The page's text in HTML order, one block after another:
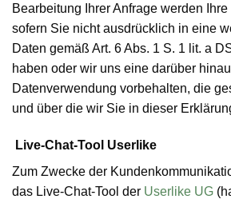
Bearbeitung Ihrer Anfrage werden
sofern Sie nicht ausdrücklich in eine
Daten gemäß Art. 6 Abs. 1 S. 1 lit. a
haben oder wir uns eine darüber
Datenverwendung vorbehalten, die
und über die wir Sie in dieser
Live-Chat-Tool Userlike
Zum Zwecke der
das Live-Chat-Tool der Userlike UG